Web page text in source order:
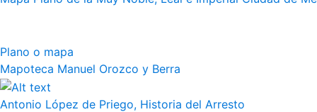
Plano o mapa
Mapoteca Manuel Orozco y Berra
Antonio López de Priego, Historia del Arresto